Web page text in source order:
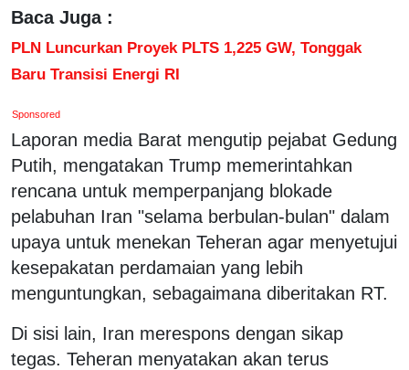
Baca Juga :
PLN Luncurkan Proyek PLTS 1,225 GW, Tonggak
Baru Transisi Energi RI
Sponsored
Laporan media Barat mengutip pejabat Gedung
Putih, mengatakan Trump memerintahkan
rencana untuk memperpanjang blokade
pelabuhan Iran "selama berbulan-bulan" dalam
upaya untuk menekan Teheran agar menyetujui
kesepakatan perdamaian yang lebih
menguntungkan, sebagaimana diberitakan RT.
Di sisi lain, Iran merespons dengan sikap
tegas. Teheran menyatakan akan terus